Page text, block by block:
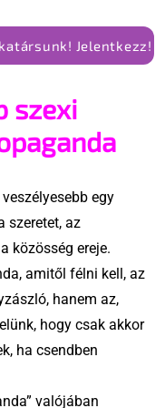
Jelentkezz!
szexi
egy
szeretet, az
közösség ereje.
amitől félni kell, az
hanem az,
hogy csak akkor
ha csendben
valójában